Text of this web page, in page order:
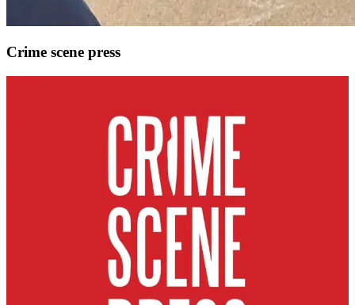
Crime scene press